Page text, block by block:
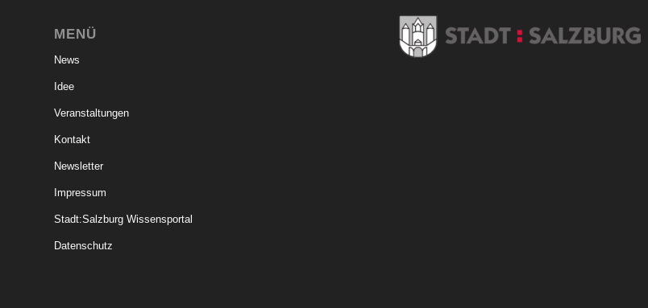
MENÜ
News
Idee
Veranstaltungen
Kontakt
Newsletter
Impressum
Stadt:Salzburg Wissensportal
Datenschutz